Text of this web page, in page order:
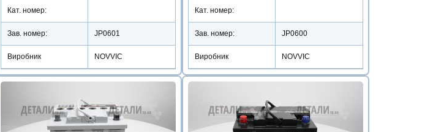
Кат. номер:
Зав. номер: JP0601
Виробник NOVVIC
Кат. номер:
Зав. номер: JP0600
Виробник NOVVIC